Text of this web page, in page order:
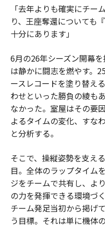
「去年よりも確実にチー
り、王座奪還についても
十分にあります」
6月の26年シーズン開幕
は静かに闘志を燃やす。
ースレコードを塗り替え
わせといった勝負の綾も
なかった。室屋はその要
よるタイムの変化、すな
と分析する。
そこで、操縦姿勢を支え
目。全体のラップタイム
ジをチームで共有し、よ
の力を発揮できる環境づ
チーム発足当初から掲げ
う目標。それは単に機体